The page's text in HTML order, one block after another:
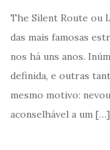
The Silent Route ou
das mais famosas
nos há uns anos.
definida, e outras
mesmo motivo:
aconselhável a um […]